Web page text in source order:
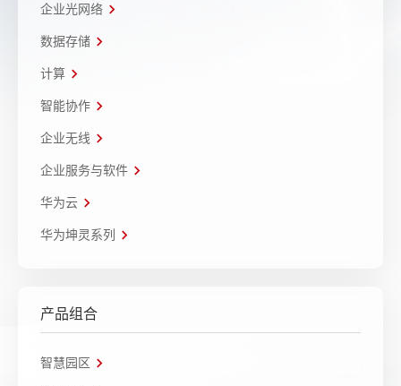
企业光网络
数据存储
计算
智能协作
企业无线
企业服务与软件
华为云
华为坤灵系列
产品组合
智慧园区